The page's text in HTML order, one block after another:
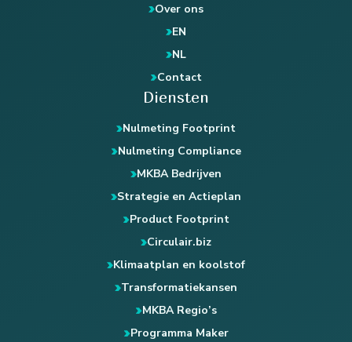
Over ons
EN
NL
Contact
Diensten
Nulmeting Footprint
Nulmeting Compliance
MKBA Bedrijven
Strategie en Actieplan
Product Footprint
Circulair.biz
Klimaatplan en koolstof
Transformatiekansen
MKBA Regio’s
Programma Maker